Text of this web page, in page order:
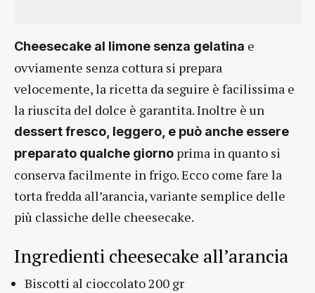
Cheesecake al limone senza gelatina e
ovviamente senza cottura si prepara
velocemente, la ricetta da seguire è facilissima e
la riuscita del dolce è garantita. Inoltre è un
dessert fresco, leggero, e può anche essere
preparato qualche giorno prima in quanto si
conserva facilmente in frigo. Ecco come fare la
torta fredda all’arancia, variante semplice delle
più classiche delle cheesecake.
Ingredienti cheesecake all’arancia
Biscotti al cioccolato 200 gr